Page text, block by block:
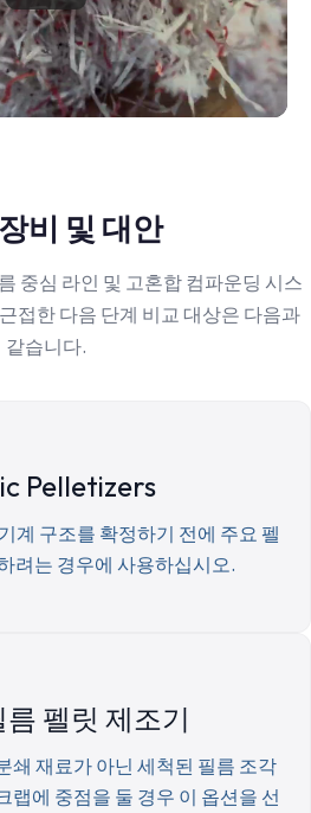
비 및 대안
중심 라인 및 고혼합 컴파운딩 시스
접한 다음 단계 비교 대상은 다음과
같습니다.
Pelletizers
계 구조를 확정하기 전에 주요 펠
려는 경우에 사용하십시오.
름 펠릿 제조기
쇄 재료가 아닌 세척된 필름 조각
랩에 중점을 둘 경우 이 옵션을 선